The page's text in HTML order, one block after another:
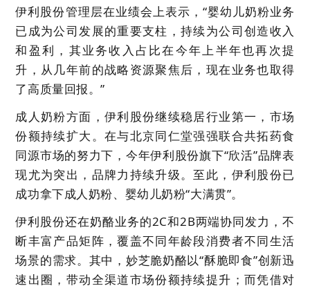
伊利股份管理层在业绩会上表示，“婴幼儿奶粉业务
已成为公司发展的重要支柱，持续为公司创造收入
和盈利，其业务收入占比在今年上半年也再次提
升，从几年前的战略资源聚焦后，现在业务也取得
了高质量回报。”
成人奶粉方面，伊利股份继续稳居行业第一，市场
份额持续扩大。在与北京同仁堂强强联合共拓药食
同源市场的努力下，今年伊利股份旗下“欣活”品牌表
现尤为突出，品牌力持续升级。至此，伊利股份已
成功拿下成人奶粉、婴幼儿奶粉“大满贯”。
伊利股份还在奶酪业务的2C和2B两端协同发力，不
断丰富产品矩阵，覆盖不同年龄段消费者不同生活
场景的需求。其中，妙芝脆奶酪以“酥脆即食”创新迅
速出圈，带动全渠道市场份额持续提升；而凭借对